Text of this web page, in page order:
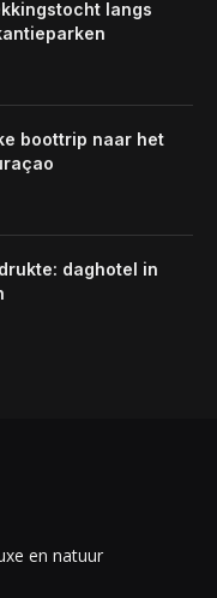
langs
boottrip naar het
daghotel in
en natuur